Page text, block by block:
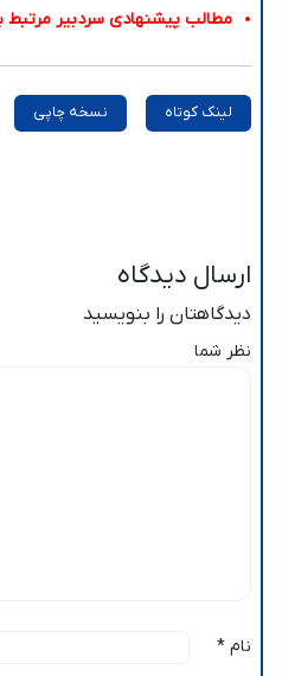
مطالب پیشنهادی سردبیر مرتبط
لینک کوتاه نسخه چاپی
ارسال دیدگاه
دیدگاهتان را بنویسید
نظر شما
نام *